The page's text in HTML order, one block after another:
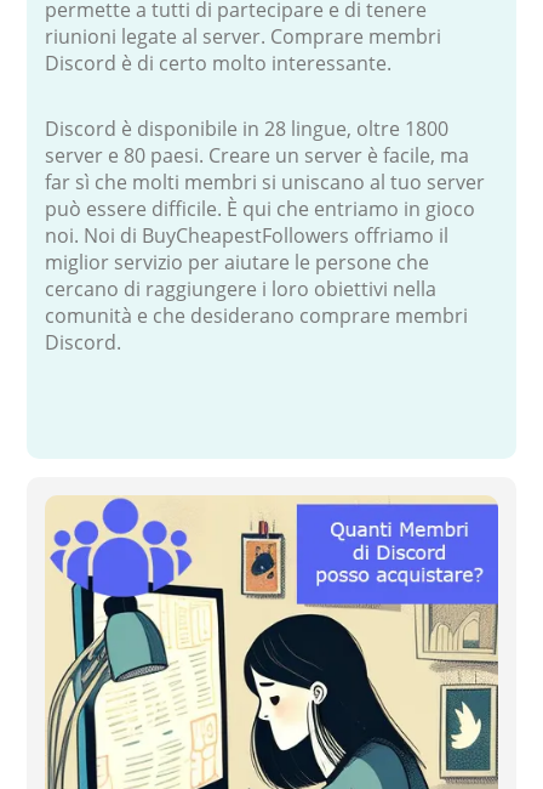
permette a tutti di partecipare e di tenere
riunioni legate al server. Comprare membri
Discord è di certo molto interessante.
Discord è disponibile in 28 lingue, oltre 1800
server e 80 paesi. Creare un server è facile, ma
far sì che molti membri si uniscano al tuo server
può essere difficile. È qui che entriamo in gioco
noi. Noi di BuyCheapestFollowers offriamo il
miglior servizio per aiutare le persone che
cercano di raggiungere i loro obiettivi nella
comunità e che desiderano comprare membri
Discord.